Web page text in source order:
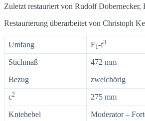
Zuletzt restauriert von Rudolf Dobernecker,
Restaurierung überarbeitet von Christoph
Umfang F1-f3
Stichmaß 472 mm
Bezug zweichörig
c2 275 mm
Kniehebel
Moderator –